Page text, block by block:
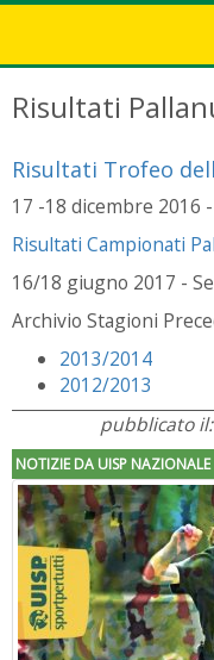
Risultati
Risultati Trofeo
17 -18 dicembre 2016
Risultati Campionati
16/18 giugno 2017 -
Archivio Stagioni
2013/2014
2012/2013
pubblicato
NOTIZIE DA UISP NAZIONALE